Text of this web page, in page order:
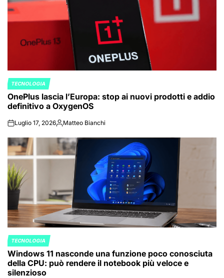
POSTED
IN
TECNOLOGIA
OnePlus lascia l’Europa: stop ai nuovi prodotti e addio
definitivo a OxygenOS
onLuglio 17, 2026Posted
Matteo Bianchi
POSTED
IN
TECNOLOGIA
Windows 11 nasconde una funzione poco conosciuta
della CPU: può rendere il notebook più veloce e
silenzioso